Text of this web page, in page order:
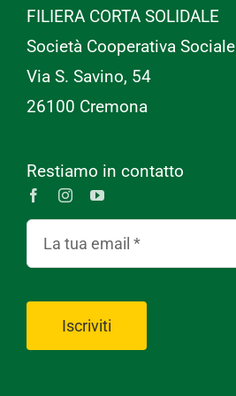
FILIERA CORTA SOLIDALE
Società Cooperativa Sociale
Via S. Savino, 54
26100 Cremona
Restiamo in contatto
Iscriviti